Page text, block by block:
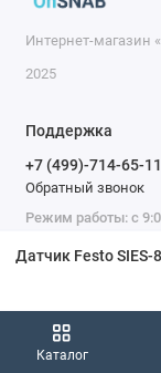
Каталог
Интернет-магазин
2025
Поддержка
+7 (499)-714-65-11
Обратный звонок
Режим работы: с